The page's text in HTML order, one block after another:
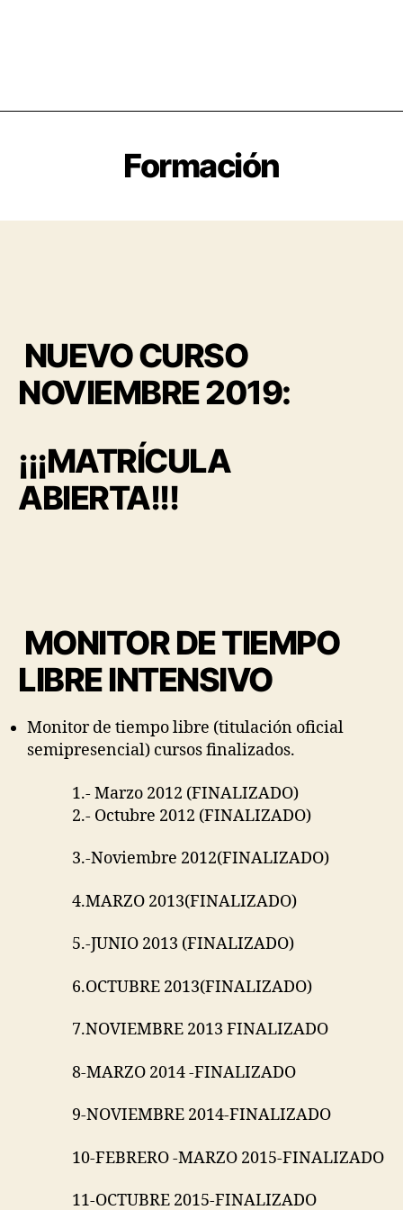
Formación
NUEVO CURSO
NOVIEMBRE 2019:
¡¡¡MATRÍCULA
ABIERTA!!!
MONITOR DE TIEMPO
LIBRE INTENSIVO
Monitor de tiempo libre (titulación oficial
semipresencial) cursos finalizados.
1.- Marzo 2012 (FINALIZADO)
2.- Octubre 2012 (FINALIZADO)
3.-Noviembre 2012(FINALIZADO)
4.MARZO 2013(FINALIZADO)
5.-JUNIO 2013 (FINALIZADO)
6.OCTUBRE 2013(FINALIZADO)
7.NOVIEMBRE 2013 FINALIZADO
8-MARZO 2014 -FINALIZADO
9-NOVIEMBRE 2014-FINALIZADO
10-FEBRERO -MARZO 2015-FINALIZADO
11-OCTUBRE 2015-FINALIZADO